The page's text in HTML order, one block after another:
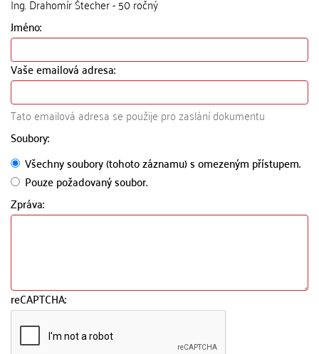
Ing. Drahomír Štecher - 50 ročný
Jméno:
Vaše emailová adresa:
Tato emailová adresa se použije pro zaslání dokumentu
Soubory:
Všechny soubory (tohoto záznamu) s omezeným přístupem.
Pouze požadovaný soubor.
Zpráva:
reCAPTCHA: